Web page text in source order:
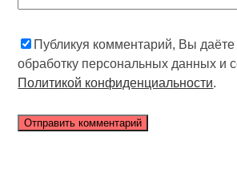
Публикуя комментарий, Вы даёте
обработку персональных данных и
Политикой конфиденциальности.